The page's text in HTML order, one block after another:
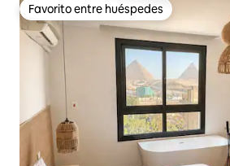
Favorito entre huéspedes
Favorito entre huéspedes